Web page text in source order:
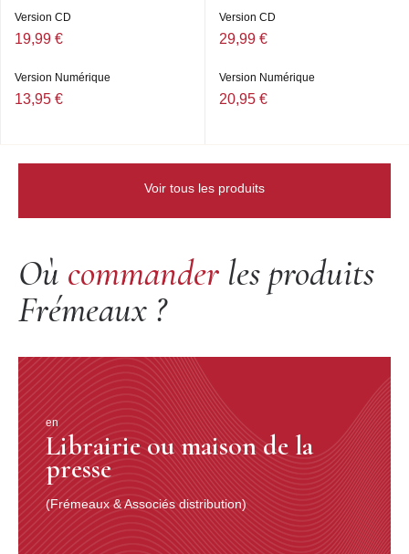
Version CD
19,99 €
Version Numérique
13,95 €
Version CD
29,99 €
Version Numérique
20,95 €
Voir tous les produits
Où commander les produits
Frémeaux ?
en
Librairie ou maison de la
presse
(Frémeaux & Associés distribution)